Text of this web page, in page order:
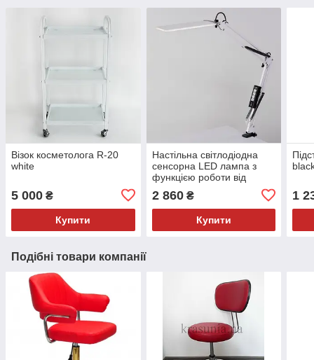
Візок косметолога R-20
white
5 000 ₴
Купити
Настільна світлодіодна
сенсорна LED лампа з
функцією роботи від
регулюванням світла X-
LED-20 SW
2 860₴
Купити
1
Подібні товари компанії